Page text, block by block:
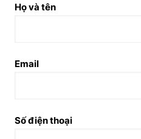
Họ và tên
Email
Số điện thoại